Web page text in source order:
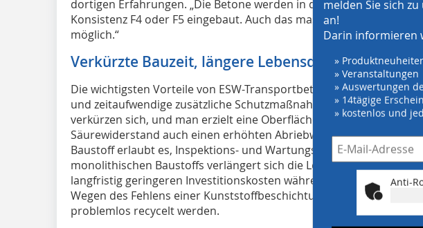
dortigen Erfahrungen. „Die Betone werden in der für den
Konsistenz F4 oder F5 eingebaut. Auch das maschinelle Glätten der
möglich.“
Verkürzte Bauzeit, längere Lebensdauer
Die wichtigsten Vorteile von ESW-Transportbeton: Der Bauherr
und zeitaufwendige zusätzliche Schutzmaßnahmen. Bauplanung
verkürzen sich, und man erzielt eine Oberfläche, die neben einem
Säurewiderstand auch einen erhöhten Abriebwiderstand
Baustoff erlaubt es, Inspektions- und Wartungsintervalle zu
monolithischen Baustoffs verlängert sich die Lebensdauer des
langfristig geringeren Investitionskosten während der gesamten
Wegen des Fehlens einer Kunststoffbeschichtung kann das Bauteil
problemlos recycelt werden.
melden Sie sich
an!
Darin informieren
»
» Veranstaltungen
» Auswertungen
» 14tägige
» kostenlos und
Anti-